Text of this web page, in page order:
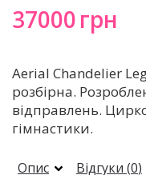
Aerial Chandelier
розбірна.
відправлень.
гімнастики.
37000грн
Опис Відгуки (0)